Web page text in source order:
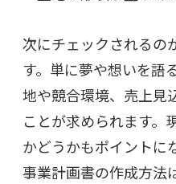
次にチェックされるの
す。単に夢や想いを語
地や競合環境、売上見
ことが求められます。
かどうかもポイントに
事業計画書の作成方法